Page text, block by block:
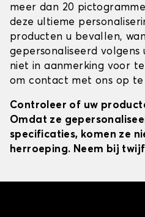
meer dan 20
deze ultieme
producten u bevallen,
gepersonaliseerd volgens
niet in aanmerking voor
om contact met ons op
Controleer of uw
Omdat ze
specificaties, komen ze
herroeping. Neem bij